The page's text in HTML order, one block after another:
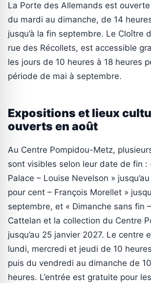
La Porte des Allemands est
du mardi au dimanche, de 14
jusqu’à la fin septembre. Le Cloître
rue des Récollets, est accessible
les jours de 10 heures à 18 heures
période de mai à septembre.
Expositions et lieux
ouverts en août
Au Centre Pompidou-Metz,
sont visibles selon leur date de fin :
Palace – Louise Nevelson »
pour cent – François Morellet »
septembre, et « Dimanche sans fin
Cattelan et la collection du Centre
jusqu’au 25 janvier 2027. Le centre
lundi, mercredi et jeudi de 10
puis du vendredi au dimanche de
heures. L’entrée est gratuite pour